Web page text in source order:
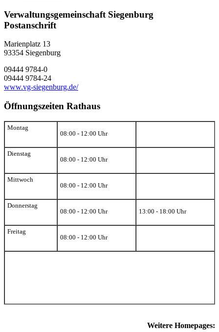
Verwaltungsgemeinschaft Siegenburg
Postanschrift
Marienplatz 13
93354 Siegenburg
09444 9784-0
09444 9784-24
www.vg-siegenburg.de/
Öffnungszeiten Rathaus
Montag
08:00 - 12:00 Uhr
Dienstag
08:00 - 12:00 Uhr
Mittwoch
08:00 - 12:00 Uhr
Donnerstag
08:00 - 12:00 Uhr
13:00 - 18:00 Uhr
Freitag
08:00 - 12:00 Uhr
Weitere Homepages: